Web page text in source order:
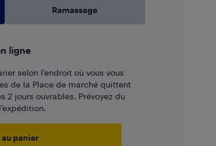
Ramassage
ligne
selon l'endroit où vous vous
de la Place de marché quittent
2 jours ouvrables. Prévoyez du
panier